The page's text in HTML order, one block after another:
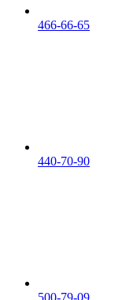
466-66-65
440-70-90
500-79-09